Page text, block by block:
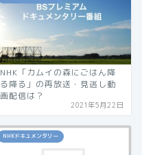
NHK「カムイの森にごはん降
る降る」の再放送・見逃し動
画配信は？
2021年5月22日
NHKドキュメンタリー